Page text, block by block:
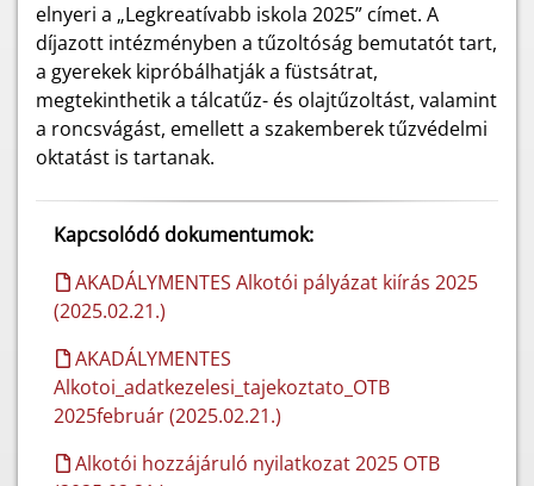
elnyeri a „Legkreatívabb iskola 2025” címet. A
díjazott intézményben a tűzoltóság bemutatót tart,
a gyerekek kipróbálhatják a füstsátrat,
megtekinthetik a tálcatűz- és olajtűzoltást, valamint
a roncsvágást, emellett a szakemberek tűzvédelmi
oktatást is tartanak.
Kapcsolódó dokumentumok:
AKADÁLYMENTES Alkotói pályázat kiírás 2025
(2025.02.21.)
AKADÁLYMENTES
Alkotoi_adatkezelesi_tajekoztato_OTB
2025február (2025.02.21.)
Alkotói hozzájáruló nyilatkozat 2025 OTB